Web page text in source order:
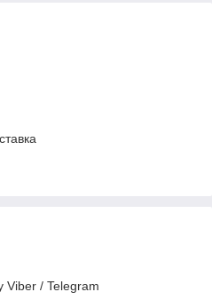
Viber / Telegram